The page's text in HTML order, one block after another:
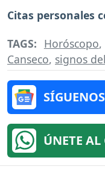
Citas personales
TAGS: Horóscopo,
Canseco, signos
ÚNETE